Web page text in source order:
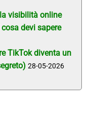
visibilità online
devi sapere
TikTok diventa un
28-05-2026